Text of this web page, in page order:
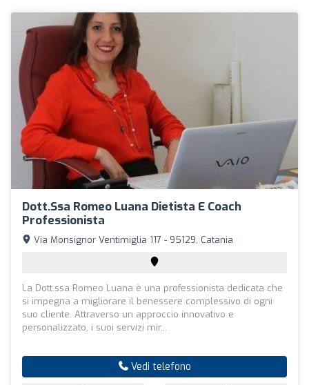
Dott.ssa Romeo Luana Dietista E Coach
Professionista
Via Monsignor Ventimiglia 117 - 95129, Catania
La Dott.ssa Romeo Luana è una professionista dedicata che
si impegna a migliorare il benessere complessivo di ogni
suo cliente. Attraverso un approccio innovativo e
personalizzato, i suoi servizi mir...
Vedi telefono